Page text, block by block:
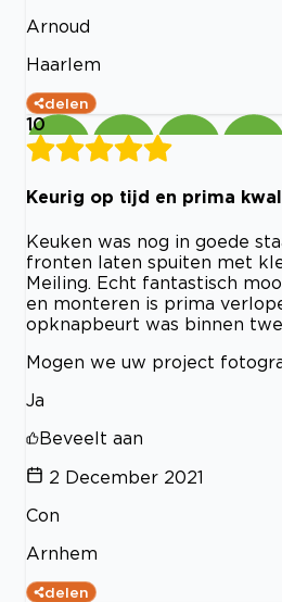
Arnoud
Haarlem
delen
10
Keurig op tijd en prima
Keuken was nog in goede
fronten laten spuiten met
Meiling. Echt fantastisch
en monteren is prima
opknapbeurt was binnen
Mogen we uw project
Ja
Beveelt aan
2 December 2021
Con
Arnhem
delen